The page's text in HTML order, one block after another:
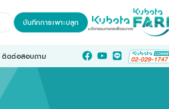
บันทึกการเพาะปลูก
ติดต่อสอบถาม